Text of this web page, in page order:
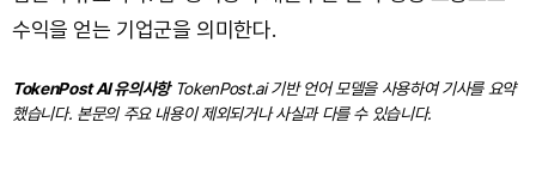
수익을 얻는 기업군을 의미한다.
TokenPost AI 유의사항TokenPost.ai 기반 언어 모델을 사용하여 기사를 요약
했습니다. 본문의 주요 내용이 제외되거나 사실과 다를 수 있습니다.